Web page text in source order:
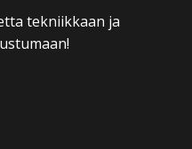
tekniikkaan ja